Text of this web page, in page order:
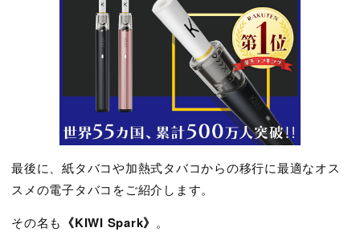
最後に、紙タバコや加熱式タバコからの移行に最適なオス
スメの電子タバコをご紹介します。
その名も 《KIWI Spark》 。